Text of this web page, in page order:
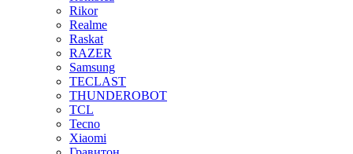
Rikor
Realme
Raskat
RAZER
Samsung
TECLAST
THUNDEROBOT
TCL
Tecno
Xiaomi